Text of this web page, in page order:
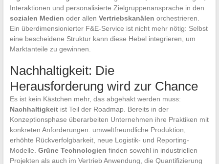
Interaktionen und personalisierte Zielgruppenansprache in den
sozialen Medien oder allen Vertriebskanälen orchestrieren.
Ein überdimensionierter F&E-Service ist nicht mehr nötig: Selbst
eine bescheidene Struktur kann diese Hebel integrieren, um
Marktanteile zu gewinnen.
Nachhaltigkeit: Die
Herausforderung wird zur Chance
Es ist kein Kästchen mehr, das abgehakt werden muss:
Nachhaltigkeitist Teil der Roadmap. Bereits in der
Konzeptionsphase überarbeiten Unternehmen ihre Praktiken mit
konkreten Anforderungen: umweltfreundliche Produktion,
erhöhte Rückverfolgbarkeit, neue Logistik- und Reporting-
Modelle. Grüne Technologien finden sowohl in industriellen
Projekten als auch im Vertrieb Anwendung, die Quantifizierung